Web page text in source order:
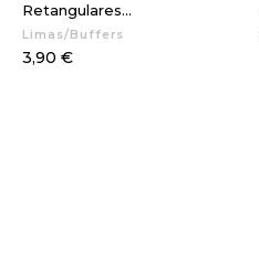
Retangulares...
Limas/Buffers
Preço
3,90 €